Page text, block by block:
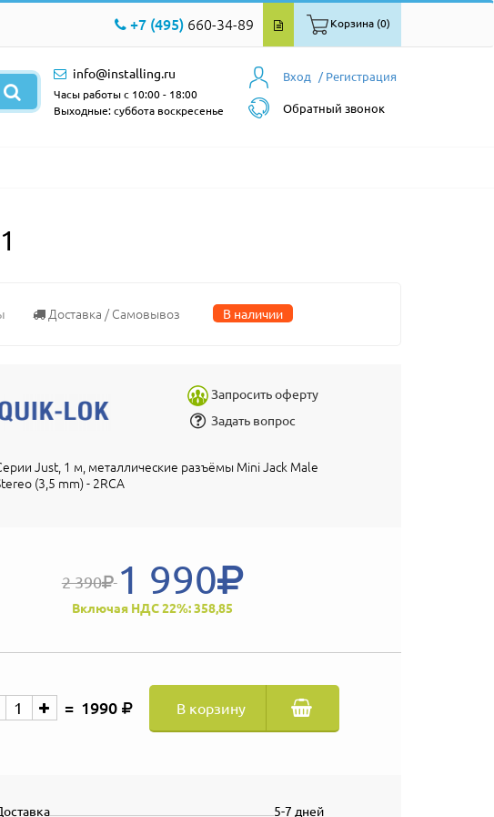
+7 (495) 660-34-89 Корзина (0)
Вход / Регистрация
Обратный звонок
info@installing.ru
Часы работы с 10:00 - 18:00
Выходные: суббота воскресенье
Доставка / Самовывоз В наличии
Запросить оферту
Задать вопрос
Just, 1 м, металлические разъёмы Mini Jack Male
(3,5 mm) - 2RCA
2 390 1 990
Включая НДС 22%: 358,85
1990 В корзину
5-7 дней